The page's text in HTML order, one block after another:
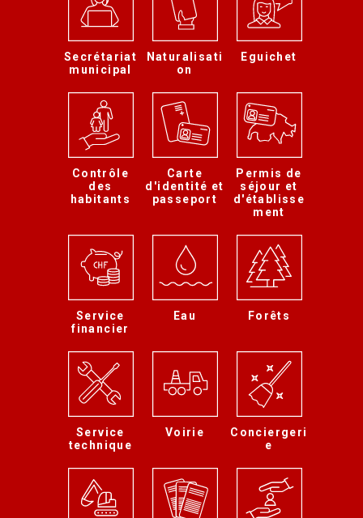
Secrétariat
municipal
Naturalisati
on
Eguichet
Contrôle
des
habitants
Carte
d'identité et
passeport
Permis de
séjour et
d'établisse
ment
Service
financier
Eau Forêts
Service
technique
Voirie
Conciergeri
e